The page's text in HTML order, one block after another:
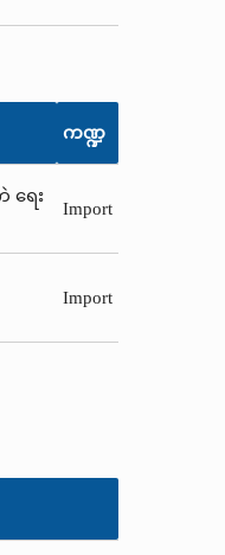
ကဏ္ဍ
ရေး
Import
Import